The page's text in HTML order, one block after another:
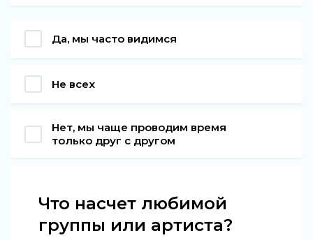
Да, мы часто видимся
Не всех
Нет, мы чаще проводим время
только друг с другом
Что насчет любимой
группы или артиста?